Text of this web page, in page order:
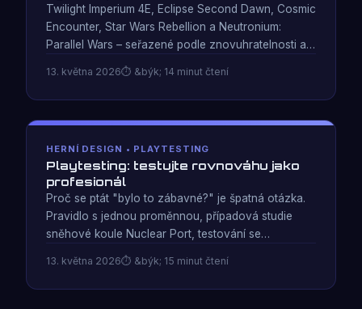
Twilight Imperium 4E, Eclipse Second Dawn, Cosmic
Encounter, Star Wars Rebellion a Neutronium:
Parallel Wars – seřazené podle znovuhratelnosti a
průvodce kupujícího.
13. května 2026 &býk; 14 minut čtení
HERNÍ DESIGN • PLAYTESTING
Playtesting: testujte rovnováhu jako
profesionál
Proč se ptát "bylo to zábavné?" je špatná otázka.
Pravidlo s jednou proměnnou, případová studie
sněhové koule Nuclear Port, testování se
přestat hrát. Na základě 25 let zdokumentovaných
sezení.
13. května 2026 &býk; 15 minut čtení